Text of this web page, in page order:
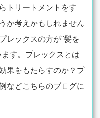
トリートメントをす
か考えかもしれません
レックスの方が"髪を
す。プレックスとは
果をもたらすのか？プ
などこちらのブログに